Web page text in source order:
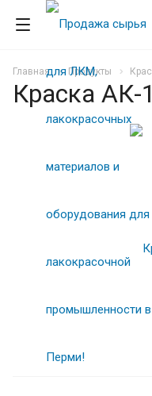
Главная Продукты
Краска АК-